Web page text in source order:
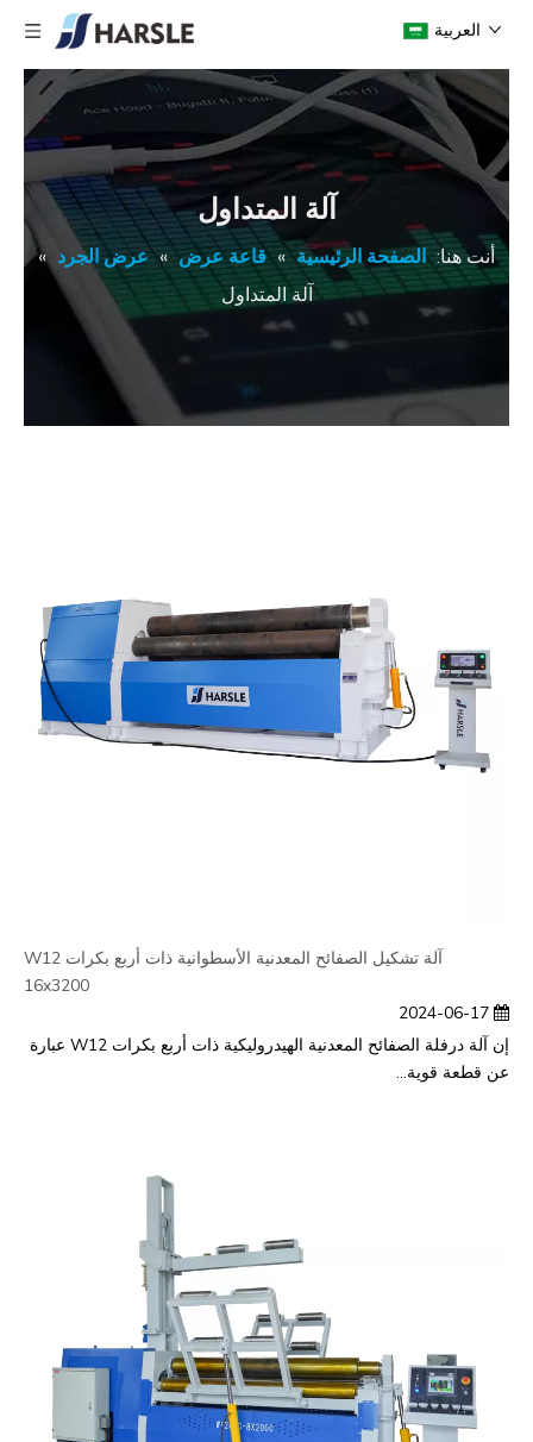
العربية
آلة المتداول
أنت هنا: الصفحة الرئيسية » قاعة عرض » عرض الجرد »
آلة المتداول
آلة تشكيل الصفائح المعدنية الأسطوانية ذات أربع بكرات W12
16x3200
إن آلة درفلة الصفائح المعدنية الهيدروليكية ذات أربع بكرات W12 عبارة
عن قطعة قوية...